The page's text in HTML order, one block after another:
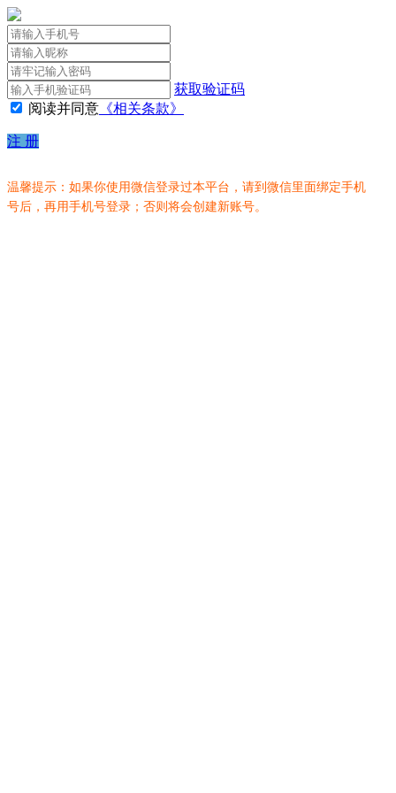
获取验证码
阅读并同意 《相关条款》
注 册
温馨提示：如果你使用微信登录过本平台，请到微信里面绑定手机
号后，再用手机号登录；否则将会创建新账号。